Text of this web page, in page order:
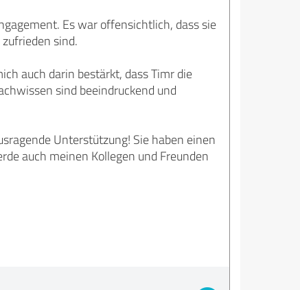
Es war offensichtlich, dass sie
sind.
auch darin bestärkt, dass Timr die
sind beeindruckend und
Unterstützung! Sie haben einen
auch meinen Kollegen und Freunden